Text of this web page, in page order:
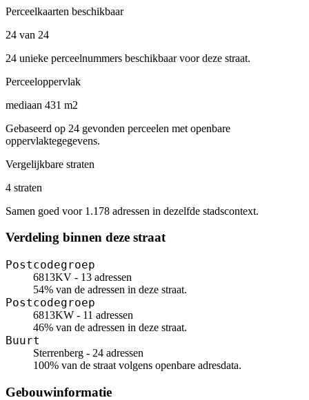
Perceelkaarten beschikbaar
24 van 24
24 unieke perceelnummers beschikbaar voor deze straat.
Perceeloppervlak
mediaan 431 m2
Gebaseerd op 24 gevonden perceelen met openbare
oppervlaktegegevens.
Vergelijkbare straten
4 straten
Samen goed voor 1.178 adressen in dezelfde stadscontext.
Verdeling binnen deze straat
Postcodegroep
6813KV - 13 adressen
54% van de adressen in deze straat.
Postcodegroep
6813KW - 11 adressen
46% van de adressen in deze straat.
Buurt
Sterrenberg - 24 adressen
100% van de straat volgens openbare adresdata.
Gebouwinformatie